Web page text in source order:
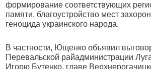
формирование соответствующих
памяти, благоустройство мест
геноцида украинского народа.
В частности, Ющенко объявил
Перевальской райадминистрации
Игорю Бутенко, главе